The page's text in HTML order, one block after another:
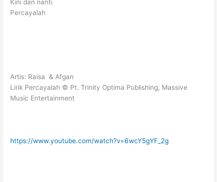
Kini dan nanti
Percayalah
Artis: Raisa & Afgan
Lirik Percayalah © Pt. Trinity Optima Publishing, Massive
Music Entertainment
https://www.youtube.com/watch?v=6wcY5gYF_2g